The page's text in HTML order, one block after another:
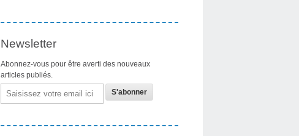
Newsletter
Abonnez-vous pour être averti des nouveaux
articles publiés.
Email